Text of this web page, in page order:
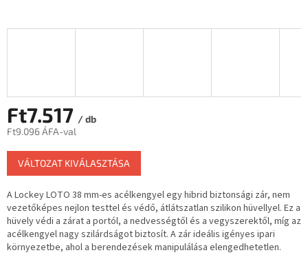
Ft7.517 / db
Ft9.096 ÁFA-val
Egységár:
VÁLTOZAT KIVÁLASZTÁSA
A Lockey LOTO 38 mm-es acélkengyel egy hibrid biztonsági zár, nem
vezetőképes nejlon testtel és védő, átlátszatlan szilikon hüvellyel. Ez a
hüvely védi a zárat a portól, a nedvességtől és a vegyszerektől, míg az
acélkengyel nagy szilárdságot biztosít. A zár ideális igényes ipari
környezetbe, ahol a berendezések manipulálása elengedhetetlen.